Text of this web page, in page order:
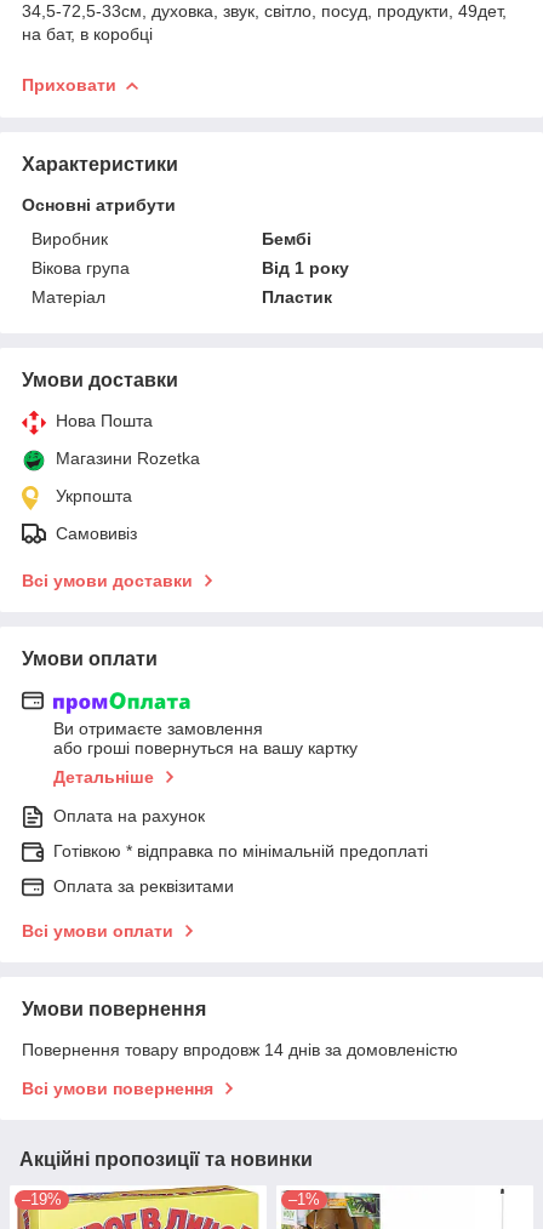
34,5-72,5-33см, духовка, звук, світло, посуд, продукти, 49дет,
на бат, в коробці
Приховати
Характеристики
Основні атрибути
Виробник
Бембі
Вікова група
Від 1 року
Матеріал
Пластик
Умови доставки
Нова Пошта
Магазини Rozetka
Укрпошта
Самовивіз
Всі умови доставки
Умови оплати
Ви отримаєте замовлення
або гроші повернуться на вашу картку
Детальніше
Оплата на рахунок
Готівкою * відправка по мінімальній предоплаті
Оплата за реквізитами
Всі умови оплати
Умови повернення
Повернення товару впродовж 14 днів за домовленістю
Всі умови повернення
Акційні пропозиції та новинки
–19% –1%